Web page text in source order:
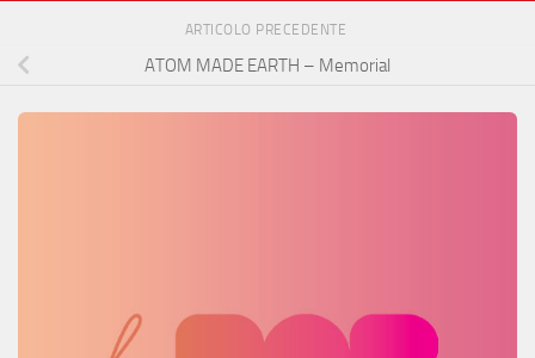
ARTICOLO PRECEDENTE
ATOM MADE EARTH – Memorial